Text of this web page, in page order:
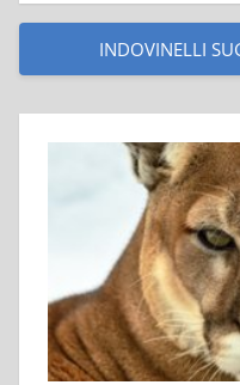
INDOVINELLI